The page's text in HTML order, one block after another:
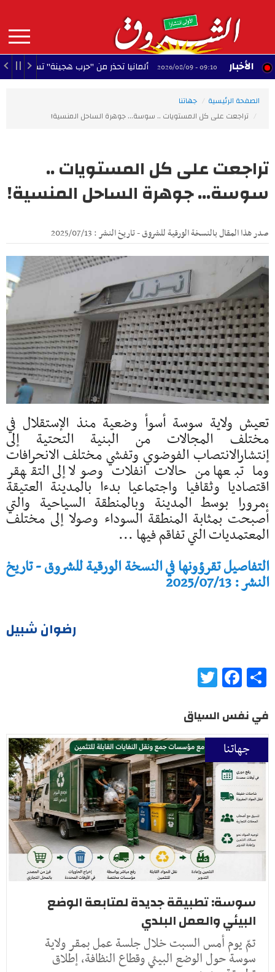
contenu
principal
MAIN
NAVIGATION الأخبار
09:10 - 2026/08/09 ألمانيا تحذر من "حرب هجينة" تستهدف استقرار
الصفحة الرئيسية
جهاتنا
تراجعت على كل المستويات .. سوسة... جوهرة الساحل المنسية!
تراجعت على كل المستويات ..
سوسة... جوهرة الساحل المنسية!
صدر هذا المقال بالنسخة الورقية للشروق - تاريخ النشر : 2025/07/13
تعيش ولاية سوسة أسوأ وضعية منذ الإستقلال في
مختلف المجالات من البنية التحتية إلى
إنتشارالانتصاب الفوضوي وتفشي مختلف الانحرافات
وما تبعها من حالات انفلات وصولا إلى التقهقر
اقتصاديا وثقافيا واجتماعيا بدءا بالمدينة العتيقة
،مرورا بوسط المدينة وبالمنطقة السياحية والتي
أصبحت بمثابة المنطقة السوداء وصولا إلى مختلف
المعتمديات التي تفاقم فيها ...
التفاصيل تقرؤونها في النسخة الورقية للشروق - تاريخ
النشر : 2025/07/13
رضوان شبيل
Share
Facebook
في نفس السياق
جهاتنا
سوسة: تطبيقة جديدة لمتابعة الوضع
البيئي والعمل البلدي
تمّ يوم أمس السبت خلال جلسة عمل بمقر ولاية
سوسة حول الوضع البيئي وقطاع النظافة، إطلاق